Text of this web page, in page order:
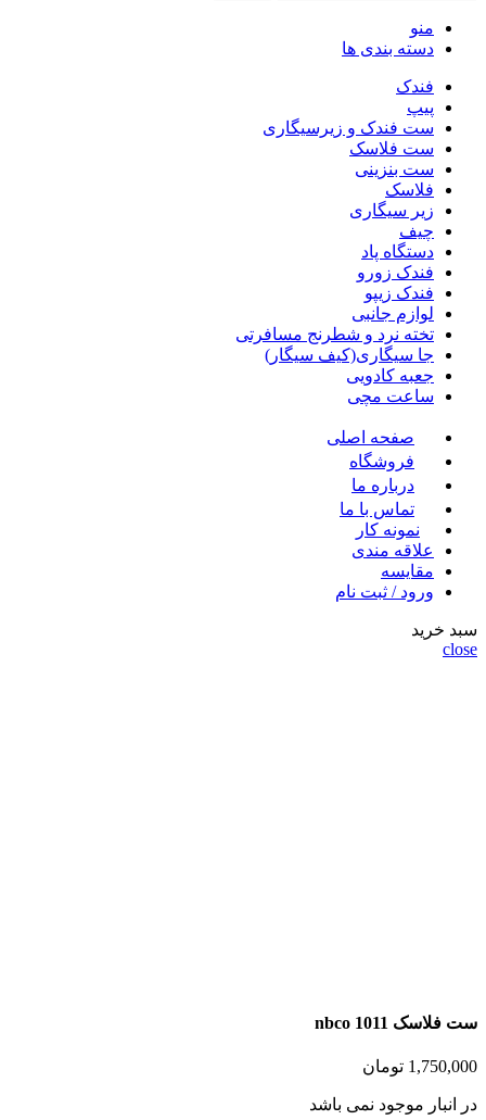
منو
دسته بندی ها
فندک
پیپ
ست فندک و زیرسیگاری
ست فلاسک
ست بنزینی
فلاسک
زیر سیگاری
چیف
دستگاه پاد
فندک زورو
فندک زیپو
لوازم جانبی
تخته نرد و شطرنج مسافرتی
جا سیگاری(کیف سیگار)
جعبه کادویی
ساعت مچی
صفحه اصلی
فروشگاه
درباره ما
تماس با ما
نمونه کار
علاقه مندی
مقايسه
ورود / ثبت نام
سبد خرید
close
ست فلاسک nbco 1011
1,750,000 تومان
در انبار موجود نمی باشد